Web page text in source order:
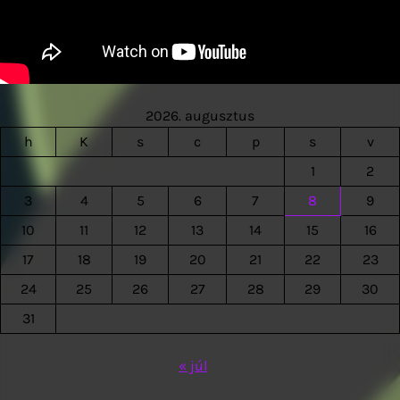
2026. augusztus
h
K s c p s
v
1
2
3
4 5 6 7 8
9
10
11 12 13 14 15
16
17
18 19 20 21 22
23
24
25 26 27 28 29
30
31
« júl